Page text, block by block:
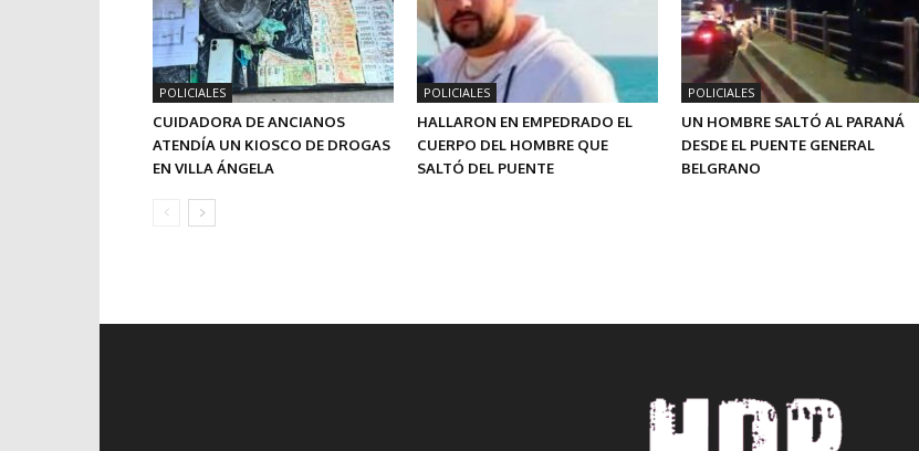
POLICIALES
CUIDADORA DE ANCIANOS
ATENDÍA UN KIOSCO DE DROGAS
EN VILLA ÁNGELA
POLICIALES
HALLARON EN EMPEDRADO EL
CUERPO DEL HOMBRE QUE
SALTÓ DEL PUENTE
POLICIALES
UN HOMBRE SALTÓ AL PARANÁ
DESDE EL PUENTE GENERAL
BELGRANO